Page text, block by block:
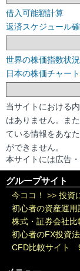
借入可能額計算
返済スケジュール
世界の株価指数状
日本の株価チャー
当サイトにおける
はありません。ま
ている情報をあな
ができません。
本サイトには広告
グループサイト
今ココ！ >> 投資
初心者の資産運
株式・証券会社
初心者のFX投資
CFD比較サイト